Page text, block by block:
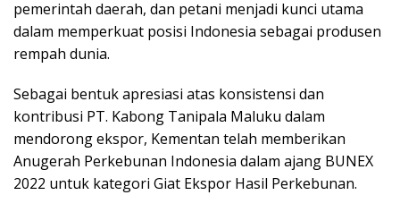
pemerintah daerah, dan petani menjadi kunci utama
dalam memperkuat posisi Indonesia sebagai produsen
rempah dunia.
Sebagai bentuk apresiasi atas konsistensi dan
kontribusi PT. Kabong Tanipala Maluku dalam
mendorong ekspor, Kementan telah memberikan
Anugerah Perkebunan Indonesia dalam ajang BUNEX
2022 untuk kategori Giat Ekspor Hasil Perkebunan.